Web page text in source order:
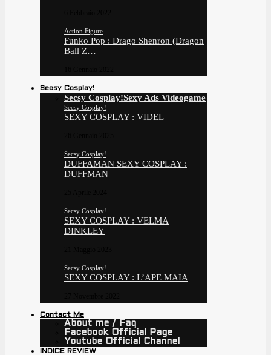
Action Figure
Funko Pop : Drago Shenron (Dragon
Ball Z…
Secsy Cosplay!
Secsy Cosplay!Sexy Ads Videogame
Secsy Cosplay!
SEXY COSPLAY : VIDEL
Secsy Cosplay!
DUFFAMAN SEXY COSPLAY :
DUFFMAN
Secsy Cosplay!
SEXY COSPLAY : VELMA
DINKLEY
Secsy Cosplay!
SEXY COSPLAY : L’APE MAIA
Contact Me
About me / Faq
Facebook Official Page
Youtube Official Channel
INDICE REVIEW